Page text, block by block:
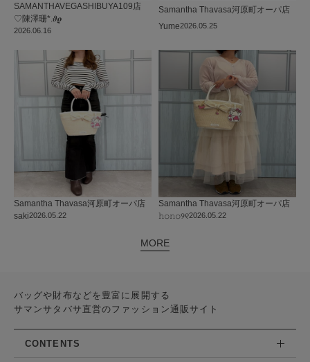
2026.06.16
SAMANTHAVEGASHIBUYA109店
♡陳澤珊*.𝝑𝝔
2026.05.25
Samantha Thavasa河原町オーパ店
Yume
2026.05.22
Samantha Thavasa河原町オーパ店
saki
2026.05.22
Samantha Thavasa河原町オーパ店
𝚑𝚘𝚗𝚘୨୧
MORE
バッグや財布などを豊富に展開する
サマンサタバサ直営のファッション通販サイト
CONTENTS